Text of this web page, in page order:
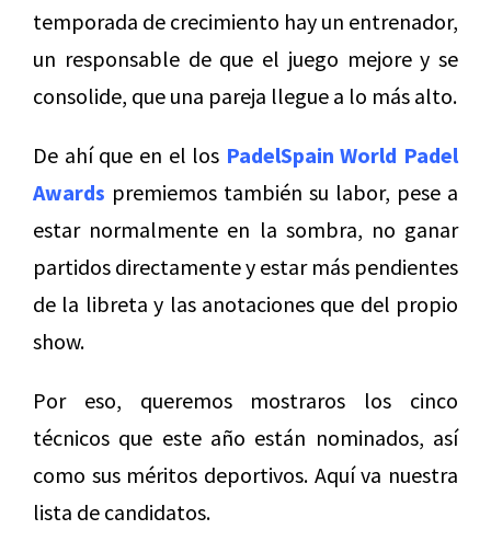
temporada de crecimiento hay un entrenador,
un responsable de que el juego mejore y se
consolide, que una pareja llegue a lo más alto.
De ahí que en el los PadelSpain World Padel
Awards premiemos también su labor, pese a
estar normalmente en la sombra, no ganar
partidos directamente y estar más pendientes
de la libreta y las anotaciones que del propio
show.
Por eso, queremos mostraros los cinco
técnicos que este año están nominados, así
como sus méritos deportivos. Aquí va nuestra
lista de candidatos.